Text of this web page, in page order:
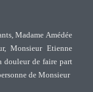
Madame Amédée
Monsieur Etienne
douleur de faire part
de Monsieur